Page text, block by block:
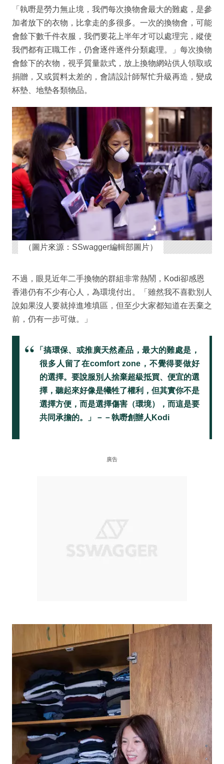
「執嘢是勞力無止境，我們每次換物會最大的難處，是參
加者放下的衣物，比拿走的多很多。一次的換物會，可能
會餘下數千件衣服，我們要花上半年才可以處理完，縱使
我們都有正職工作，仍會逐件逐件分類處理。」每次換物
會餘下的衣物，視乎質量款式，放上換物網站供人領取或
捐贈，又或質料太差的，會請設計師幫忙升級再造，變成
杯墊、地墊各類物品。
（圖片來源：SSwagger編輯部圖片）
不過，眼見近年二手換物的群組非常熱鬧，Kodi卻感恩
香港仍有不少有心人，為環境付出。「雖然我不喜歡別人
說如果沒人要就掉進堆填區，但至少大家都知道在丟棄之
前，仍有一步可做。」
「搞環保、或推廣天然產品，最大的難處是，
很多人留了在comfort zone，不覺得要做好
的選擇。要說服別人捨棄超級抵買、便宜的選
擇，聽起來好像是犧牲了權利，但其實你不是
選擇方便，而是選擇傷害（環境），而這是要
共同承擔的。」－－執嘢創辦人Kodi
廣告